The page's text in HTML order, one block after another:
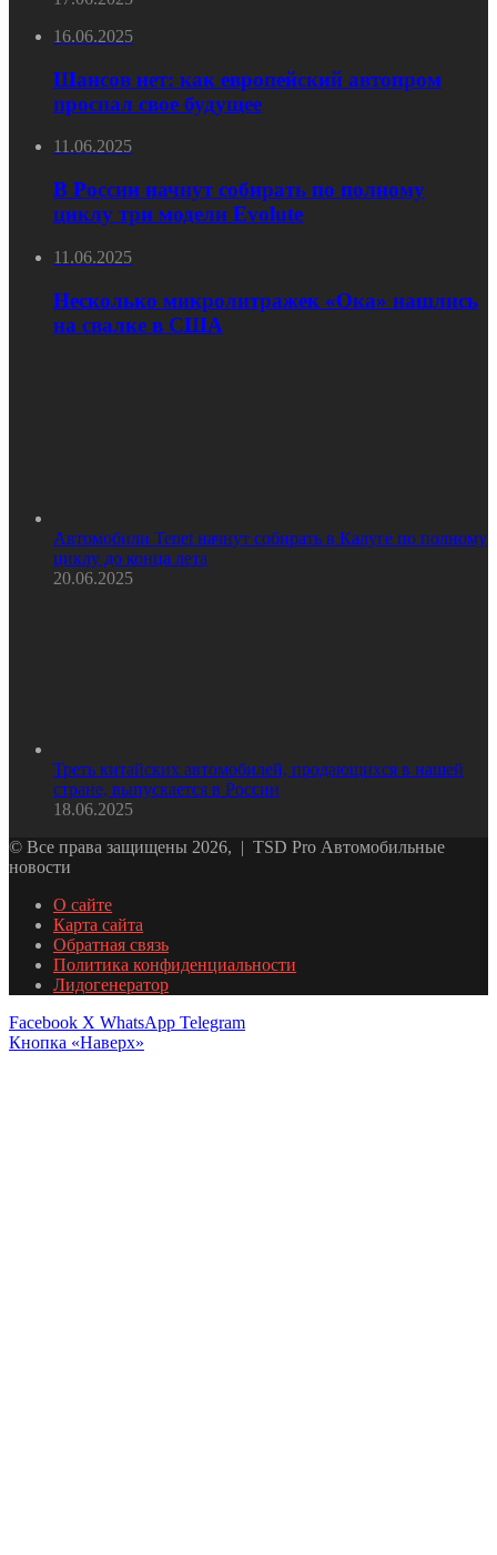
16.06.2025
Шансов нет: как европейский автопром
проспал свое будущее
11.06.2025
В России начнут собирать по полному
циклу три модели Evolute
11.06.2025
Несколько микролитражек «Ока» нашлись
на свалке в США
Автомобили Tenet начнут собирать в Калуге по полному
циклу до конца лета
20.06.2025
Треть китайских автомобилей, продающихся в нашей
стране, выпускается в России
18.06.2025
© Все права защищены 2026, | TSD Pro Автомобильные
новости
О сайте
Карта сайта
Обратная связь
Политика конфиденциальности
Лидогенератор
Facebook X WhatsApp Telegram
Кнопка «Наверх»